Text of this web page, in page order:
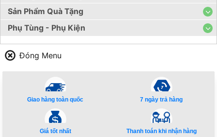
Sản Phẩm Quà Tặng
Phụ Tùng - Phụ Kiện
Đóng Menu
Giao hàng toàn quốc 7 ngày trả hàng
Giá tốt nhất Thanh toán khi nhận hàng